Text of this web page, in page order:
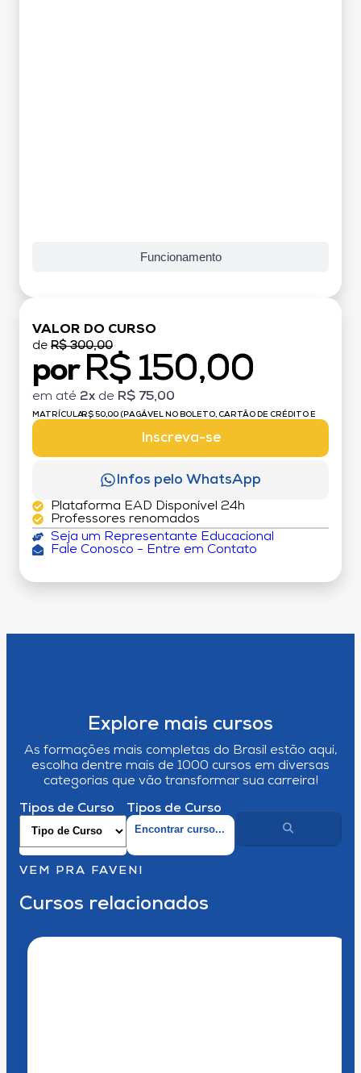
Funcionamento
VALOR DO CURSO
de R$ 300,00
por R$ 150,00
em até 2x de R$ 75,00
MATRÍCULA:R$ 50,00 (PAGÁVEL NO BOLETO, CARTÃO DE CRÉDITO E
Inscreva-se
Infos pelo WhatsApp
Plataforma EAD Disponível 24h
Professores renomados
Seja um Representante Educacional
Fale Conosco - Entre em Contato
Explore mais cursos
As formações mais completas do Brasil estão aqui,
escolha dentre mais de 1000 cursos em diversas
categorias que vão transformar sua carreira!
Tipos de Curso Tipos de Curso
VEM PRA FAVENI
Cursos relacionados